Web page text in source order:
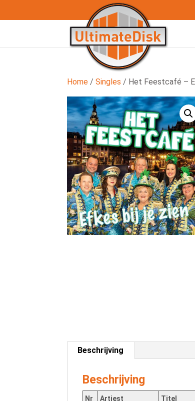
Home /Singles / Het Feestcafé –
Beschrijving
Beschrijving
Nr Artiest Titel